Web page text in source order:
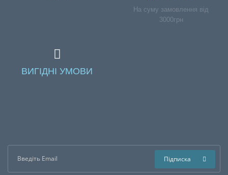
На суму замовлення від
3000грн
ВИГІДНІ УМОВИ
Підписка